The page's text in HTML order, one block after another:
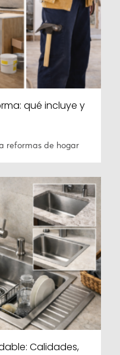
qué incluye y
reformas de hogar
Calidades,